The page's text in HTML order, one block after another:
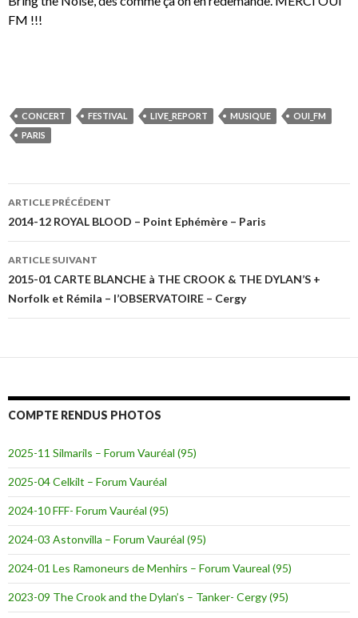
FM !!!
CONCERT FESTIVAL LIVE_REPORT MUSIQUE
OUI_FM
PARIS
Navigation
des
articles
ARTICLE PRÉCÉDENT
2014-12 ROYAL BLOOD – Point Ephémère – Paris
ARTICLE SUIVANT
2015-01 CARTE BLANCHE à THE CROOK & THE DYLAN’S +
Norfolk et Rémila – l’OBSERVATOIRE – Cergy
COMPTE RENDUS PHOTOS
2025-11 Silmarils – Forum Vauréal (95)
2025-04 Celkilt – Forum Vauréal
2024-10 FFF- Forum Vauréal (95)
2024-03 Astonvilla – Forum Vauréal (95)
2024-01 Les Ramoneurs de Menhirs – Forum Vaureal (95)
2023-09 The Crook and the Dylan’s – Tanker- Cergy (95)